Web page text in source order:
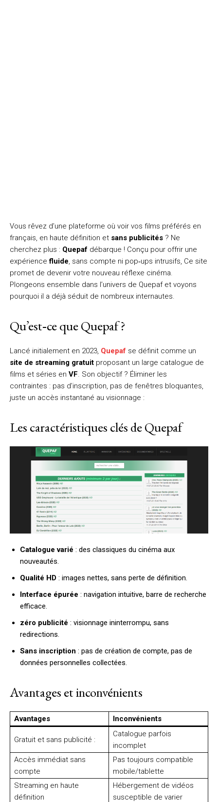
Vous rêvez d’une plateforme où voir vos films préférés en
français, en haute définition et sans publicités ? Ne
cherchez plus : Quepaf débarque ! Conçu pour offrir une
expériencefluide, sans compte ni pop‑ups intrusifs, Ce site
promet de devenir votre nouveau réflexe cinéma.
Plongeons ensemble dans l’univers de Quepaf et voyons
pourquoi il a déjà séduit de nombreux internautes.
Qu’est‑ce que Quepaf ?
Lancé initialement en 2023, Quepaf se définit comme un
site de streaming gratuit proposant un large catalogue de
films et séries en VF. Son objectif ? Éliminer les
contraintes : pas d’inscription, pas de fenêtres bloquantes,
juste un accès instantané au visionnage :
Les caractéristiques clés de Quepaf
Catalogue varié : des classiques du cinéma aux
nouveautés.
Qualité HD : images nettes, sans perte de définition.
Interface épurée : navigation intuitive, barre de recherche
efficace.
zéro publicité : visionnage ininterrompu, sans
redirections.
Sans inscription : pas de création de compte, pas de
données personnelles collectées.
Avantages et inconvénients
Avantages Inconvénients
Gratuit et sans publicité :
Catalogue parfois
incomplet
Accès immédiat sans
compte
Pas toujours compatible
mobile/tablette
Streaming en haute
définition
Hébergement de vidéos
susceptible de varier